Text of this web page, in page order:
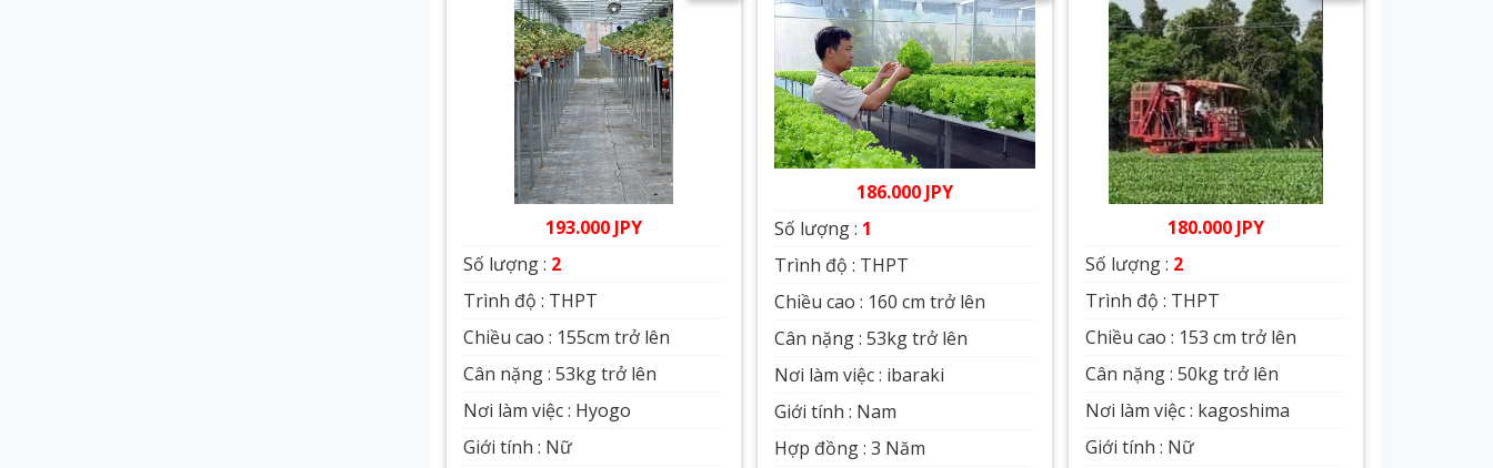
193.000 JPY
Số lượng : 2
Trình độ : THPT
Chiều cao : 155cm trở lên
Cân nặng : 53kg trở lên
Nơi làm việc : Hyogo
Giới tính : Nữ
186.000 JPY
Số lượng : 1
Trình độ : THPT
Chiều cao : 160 cm trở lên
Cân nặng : 53kg trở lên
Nơi làm việc : ibaraki
Giới tính : Nam
Hợp đồng : 3 Năm
180.000 JPY
Số lượng : 2
Trình độ : THPT
Chiều cao : 153 cm trở lên
Cân nặng : 50kg trở lên
Nơi làm việc : kagoshima
Giới tính : Nữ